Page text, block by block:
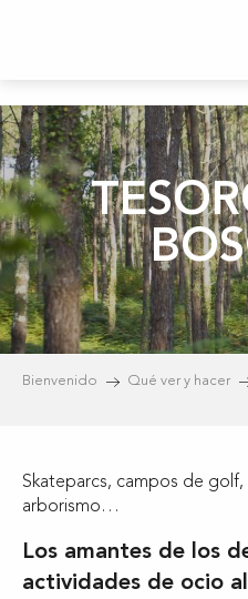
Bienvenido Qué ver y hacer
Skateparcs, campos de
arborismo…
Los amantes de los
actividades de ocio